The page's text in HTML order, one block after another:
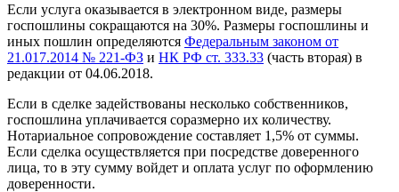
Если услуга оказывается в электронном виде, размеры
госпошлины сокращаются на 30%. Размеры госпошлины и
иных пошлин определяются Федеральным законом от
21.017.2014 № 221-ФЗ и НК РФ ст. 333.33 (часть вторая) в
редакции от 04.06.2018.
Если в сделке задействованы несколько собственников,
госпошлина уплачивается соразмерно их количеству.
Нотариальное сопровождение составляет 1,5% от суммы.
Если сделка осуществляется при посредстве доверенного
лица, то в эту сумму войдет и оплата услуг по оформлению
доверенности.